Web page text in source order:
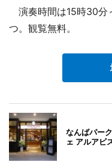
演奏時間は15時30分
つ。観覧無料。
なんばパー
ェ アルアビ